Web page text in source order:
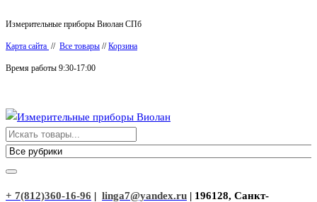
к
содержимому
Измерительные приборы Виолан СПб
Карта сайта // Все товары //Корзина
Время работы 9:30-17:00
Измерительные приборы Виолан
+ 7(812)360-16-96 | linga7@yandex.ru | 196128, Санкт-